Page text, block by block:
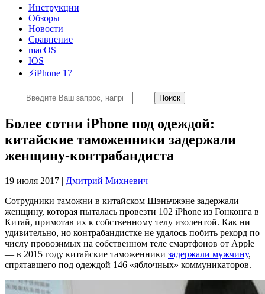
Инструкции
Обзоры
Новости
Сравнение
macOS
IOS
⚡️iPhone 17
Более сотни iPhone под одеждой:
китайские таможенники задержали
женщину-контрабандиста
19 июля 2017 | Дмитрий Михневич
Сотрудники таможни в китайском Шэньчжэне задержали
женщину, которая пыталась провезти 102 iPhone из Гонконга в
Китай, примотав их к собственному телу изолентой. Как ни
удивительно, но контрабандистке не удалось побить рекорд по
числу провозимых на собственном теле смартфонов от Apple
— в 2015 году китайские таможенники задержали мужчину,
спрятавшего под одеждой 146 «яблочных» коммуникаторов.